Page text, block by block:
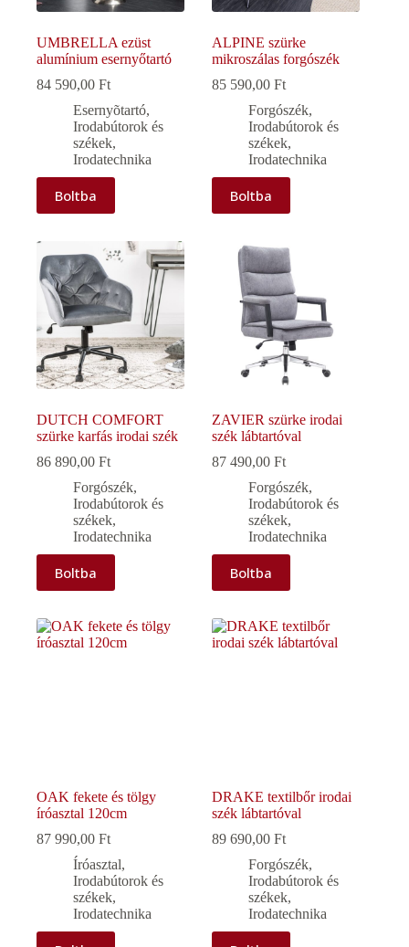
UMBRELLA ezüst
alumínium esernyőtartó
84 590,00 Ft
Esernyõtartó,
Irodabútorok és
székek,
Irodatechnika
Boltba
ALPINE szürke
mikroszálas forgószék
85 590,00Ft
Forgószék,
Irodabútorok és
székek,
Irodatechnika
Boltba
DUTCH COMFORT
szürke karfás irodai szék
86 890,00 Ft
Forgószék,
Irodabútorok és
székek,
Irodatechnika
Boltba
ZAVIER szürke irodai
szék lábtartóval
87 490,00Ft
Forgószék,
Irodabútorok és
székek,
Irodatechnika
Boltba
OAK fekete és tölgy
íróasztal 120cm
87 990,00 Ft
Íróasztal,
Irodabútorok és
székek,
Irodatechnika
DRAKE textilbőr irodai
szék lábtartóval
89 690,00Ft
Forgószék,
Irodabútorok és
székek,
Irodatechnika